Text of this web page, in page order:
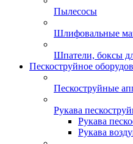
Пылесосы
Шлифовальные
Шпатели, боксы
Пескоструйное
Пескоструйные
Рукава
Рукава
Рукава